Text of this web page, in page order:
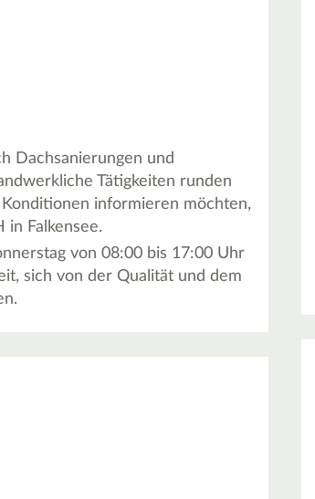
Dachsanierungen und
Tätigkeiten runden
informieren möchten,
in Falkensee.
von 08:00 bis 17:00 Uhr
sich von der Qualität und dem